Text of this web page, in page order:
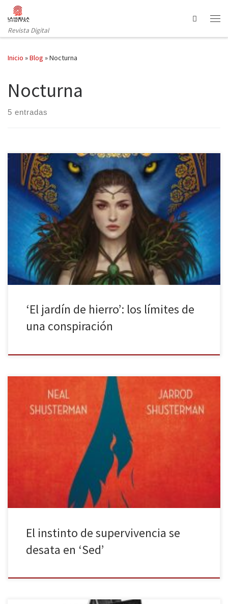
Saltar al contenido
Revista Digital
Search
Inicio »Blog »Nocturna
Nocturna
5 entradas
Nocturna publica El jardín de hierro de Gema Bonnín, una novela
de fantasía con claroscuros, en la cual la contraposición entre el
bien y el mal se diluyen; el rencor y el perdón son dos armas de
doble filo. No obstante, es un libro de hadas, ¿no suelen ser
relatos […]
‘El jardín de hierro’: los límites de
una conspiración
El agua es un recurso limitado, pero que siempre se encuentra al
alcance de un simple giro de muñeca. Nocturna nos trae desde
Estados Unidos, una historia sobre la restricción de este elemento
de la naturaleza y sus consecuencias: Sed de Neal Shusterman y
Jarrod Shusterman. La vida depende de […]
El instinto de supervivencia se
desata en ‘Sed’